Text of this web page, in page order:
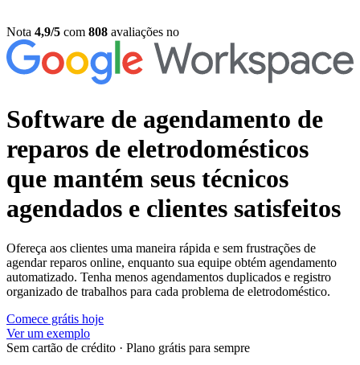
Nota 4,9/5 com 808 avaliações no
Software de agendamento de
reparos de eletrodomésticos
que mantém seus técnicos
agendados e clientes satisfeitos
Ofereça aos clientes uma maneira rápida e sem frustrações de
agendar reparos online, enquanto sua equipe obtém agendamento
automatizado. Tenha menos agendamentos duplicados e registro
organizado de trabalhos para cada problema de eletrodoméstico.
Comece grátis hoje
Ver um exemplo
Sem cartão de crédito · Plano grátis para sempre